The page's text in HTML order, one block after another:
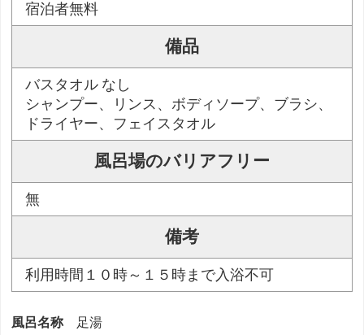
宿泊者無料
備品
バスタオル なし
シャンプー、リンス、ボディソープ、ブラシ、
ドライヤー、フェイスタオル
風呂場のバリアフリー
無
備考
利用時間１０時～１５時まで入浴不可
風呂名称 足湯